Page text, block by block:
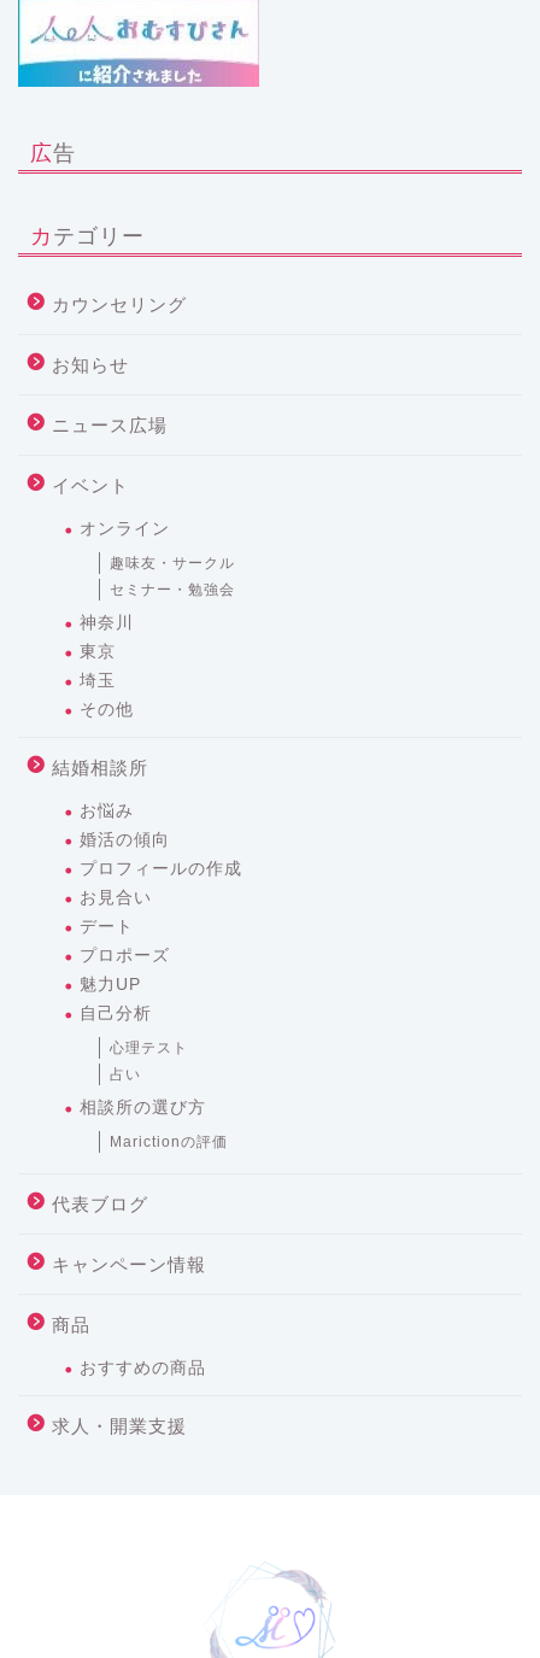
広告
カテゴリー
カウンセリング
お知らせ
ニュース広場
イベント
オンライン
趣味友・サークル
セミナー・勉強会
神奈川
東京
埼玉
その他
結婚相談所
お悩み
婚活の傾向
プロフィールの作成
お見合い
デート
プロポーズ
魅力UP
自己分析
心理テスト
占い
相談所の選び方
Marictionの評価
代表ブログ
キャンペーン情報
商品
おすすめの商品
求人・開業支援